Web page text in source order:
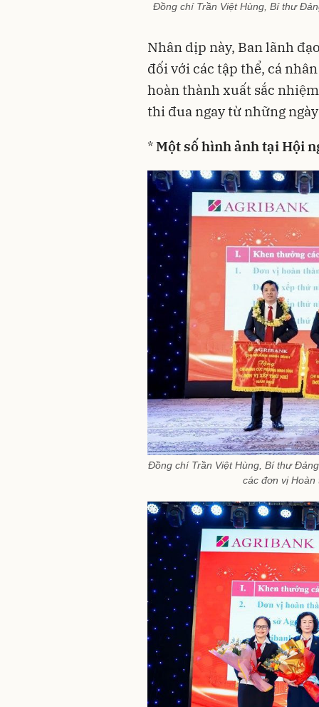
Đồng chí Trần Việt Hùng, Bí thư
Nhân dịp này, Ban lãnh
đối với các tập thể, cá
hoàn thành xuất sắc
thi đua ngay từ những
*Một số hình ảnh tại Hội
Đồng chí Trần Việt Hùng, Bí thư
các đơn vị